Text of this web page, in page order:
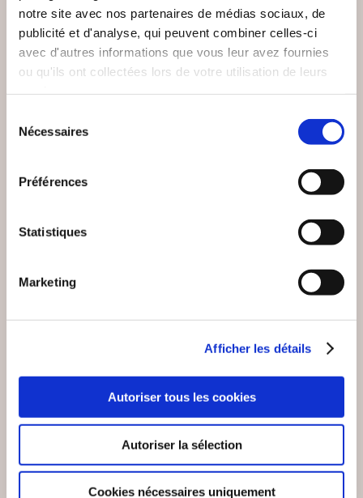
notre site avec nos partenaires de médias sociaux, de
publicité et d'analyse, qui peuvent combiner celles-ci
avec d'autres informations que vous leur avez fournies
ou qu'ils ont collectées lors de votre utilisation de leurs
Nécessaires
Préférences
Statistiques
Marketing
Afficher les détails
Autoriser tous les cookies
Autoriser la sélection
Cookies nécessaires uniquement
CHARLOTTE LE
COMBAT D'UNE
FAMILLE
Autobiographie
7€90
LE CHANT DU
COLIBRI
Autobiographie
9€00
MA VIE À VOIX NUE
Autobiographie
UNE LETTRE À MOI
M'AIME
Autobiographie